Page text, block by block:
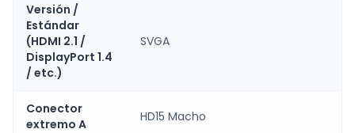
Versión /
Estándar
(HDMI 2.1 /
DisplayPort 1.4
/ etc.)
SVGA
Conector
extremo A
HD15 Macho